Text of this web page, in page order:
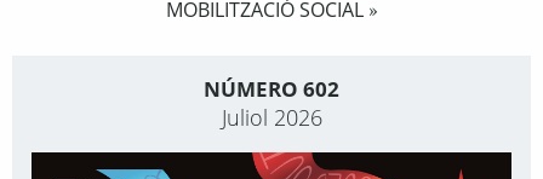
MOBILITZACIÓ SOCIAL»
NÚMERO 602
Juliol 2026